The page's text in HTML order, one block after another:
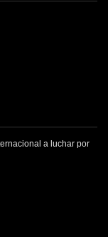
a luchar por